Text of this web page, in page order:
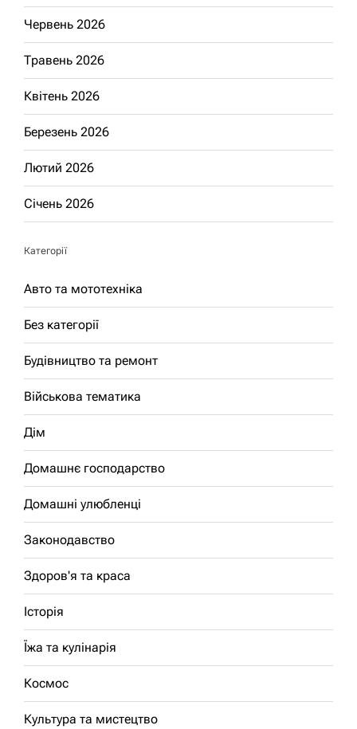
Червень 2026
Травень 2026
Квітень 2026
Березень 2026
Лютий 2026
Січень 2026
Категорії
Авто та мототехніка
Без категорії
Будівництво та ремонт
Військова тематика
Дім
Домашнє господарство
Домашні улюбленці
Законодавство
Здоров'я та краса
Історія
Їжа та кулінарія
Космос
Культура та мистецтво